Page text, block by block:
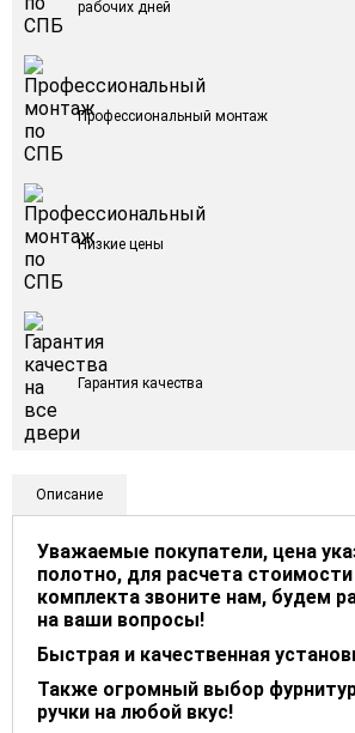
рабочих дней
Профессиональный монтаж
Низкие цены
Гарантия качества
Описание
Уважаемые покупатели, цена
полотно, для расчета
комплекта звоните нам, будем
на ваши вопросы!
Быстрая и качественная
Также огромный выбор
ручки на любой вкус!